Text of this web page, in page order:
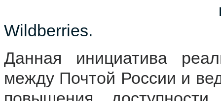
Wildberries.
Данная инициатива
между Почтой России и